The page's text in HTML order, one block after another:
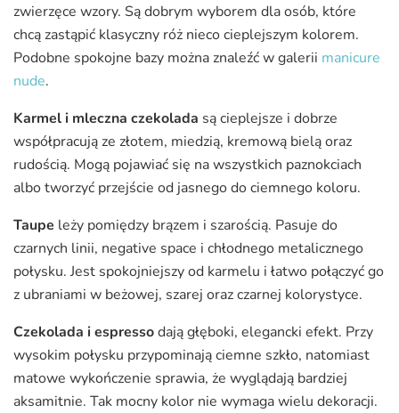
zwierzęce wzory. Są dobrym wyborem dla osób, które
chcą zastąpić klasyczny róż nieco cieplejszym kolorem.
Podobne spokojne bazy można znaleźć w galerii manicure
nude.
Karmel i mleczna czekolada są cieplejsze i dobrze
współpracują ze złotem, miedzią, kremową bielą oraz
rudością. Mogą pojawiać się na wszystkich paznokciach
albo tworzyć przejście od jasnego do ciemnego koloru.
Taupe leży pomiędzy brązem i szarością. Pasuje do
czarnych linii, negative space i chłodnego metalicznego
połysku. Jest spokojniejszy od karmelu i łatwo połączyć go
z ubraniami w beżowej, szarej oraz czarnej kolorystyce.
Czekolada i espressodają głęboki, elegancki efekt. Przy
wysokim połysku przypominają ciemne szkło, natomiast
matowe wykończenie sprawia, że wyglądają bardziej
aksamitnie. Tak mocny kolor nie wymaga wielu dekoracji.